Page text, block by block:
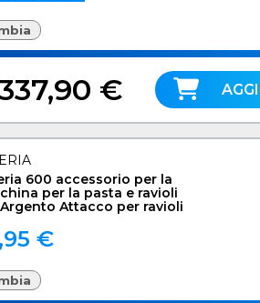
€
600 accessorio per la
per la pasta e ravioli
Argento Attacco per ravioli
€